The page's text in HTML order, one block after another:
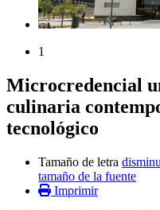
1
Microcredencial
culinaria
tecnológico
Tamaño de letra
tamaño de la fuente
Imprimir